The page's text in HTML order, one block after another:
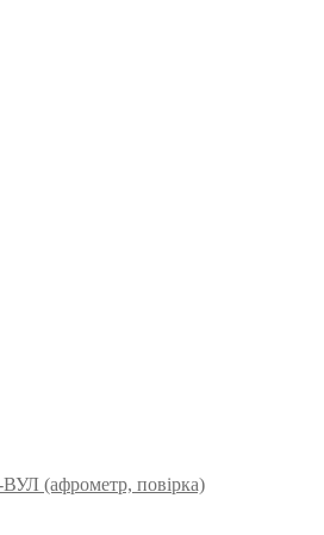
ВУЛ (афрометр, повірка)